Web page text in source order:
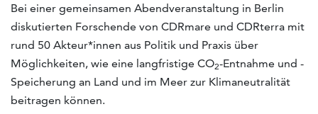
Bei einer gemeinsamen Abendveranstaltung in Berlin
diskutierten Forschende von CDRmare und CDRterra mit
rund 50 Akteur*innen aus Politik und Praxis über
Möglichkeiten, wie eine langfristige CO2-Entnahme und -
Speicherung an Land und im Meer zur Klimaneutralität
beitragen können.